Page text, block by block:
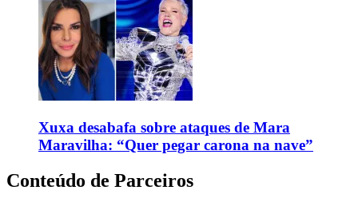
Xuxa desabafa sobre ataques de Mara
Maravilha: “Quer pegar carona na nave”
Conteúdo de Parceiros